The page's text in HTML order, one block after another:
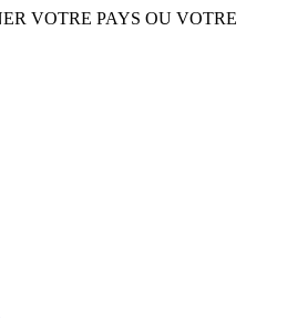
VOTRE PAYS OU VOTRE